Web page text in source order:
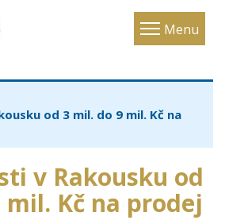
Menu
Toggle
od 3 mil. do 9 mil. Kč na
v Rakousku od
mil. Kč na prodej